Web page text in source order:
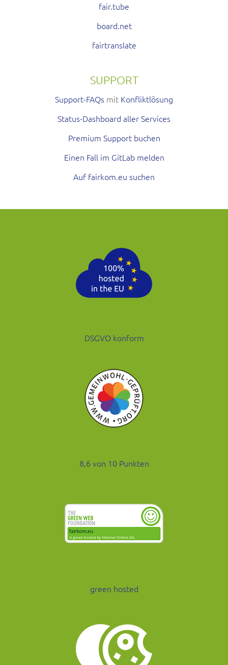
fair.tube
board.net
fairtranslate
SUPPORT
Support-FAQs mit Konfliktlösung
Status-Dashboard aller Services
Premium Support buchen
Einen Fall im GitLab melden
Auf fairkom.eu suchen
DSGVO konform
8,6 von 10 Punkten
green hosted